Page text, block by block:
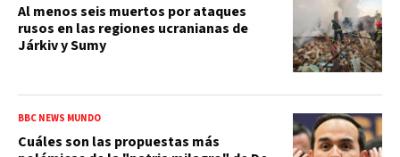
Al menos seis muertos por ataques
rusos en las regiones ucranianas de
Járkiv y Sumy
BBC NEWS MUNDO
Cuáles son las propuestas más